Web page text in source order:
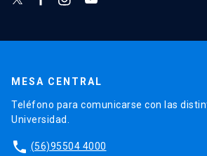
MESA CENTRAL
Teléfono para comunicarse con las
Universidad.
phone (56)95504 4000